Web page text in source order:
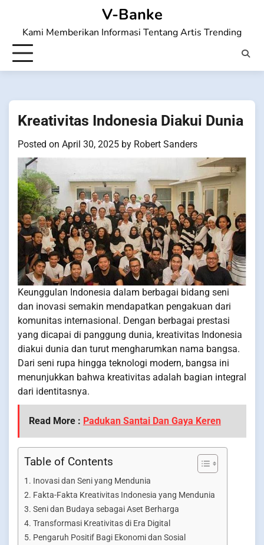
content
V-Banke
Kami Memberikan Informasi Tentang Artis Trending
Kreativitas Indonesia Diakui Dunia
Posted on April 30, 2025 by Robert Sanders
Keunggulan Indonesia dalam berbagai bidang seni
dan inovasi semakin mendapatkan pengakuan dari
komunitas internasional. Dengan berbagai prestasi
yang dicapai di panggung dunia, kreativitas Indonesia
diakui dunia dan turut mengharumkan nama bangsa.
Dari seni rupa hingga teknologi modern, bangsa ini
menunjukkan bahwa kreativitas adalah bagian integral
dari identitasnya.
Read More : Padukan Santai Dan Gaya Keren
Table of Contents
Inovasi dan Seni yang Mendunia
Fakta-Fakta Kreativitas Indonesia yang Mendunia
Seni dan Budaya sebagai Aset Berharga
Transformasi Kreativitas di Era Digital
Pengaruh Positif Bagi Ekonomi dan Sosial